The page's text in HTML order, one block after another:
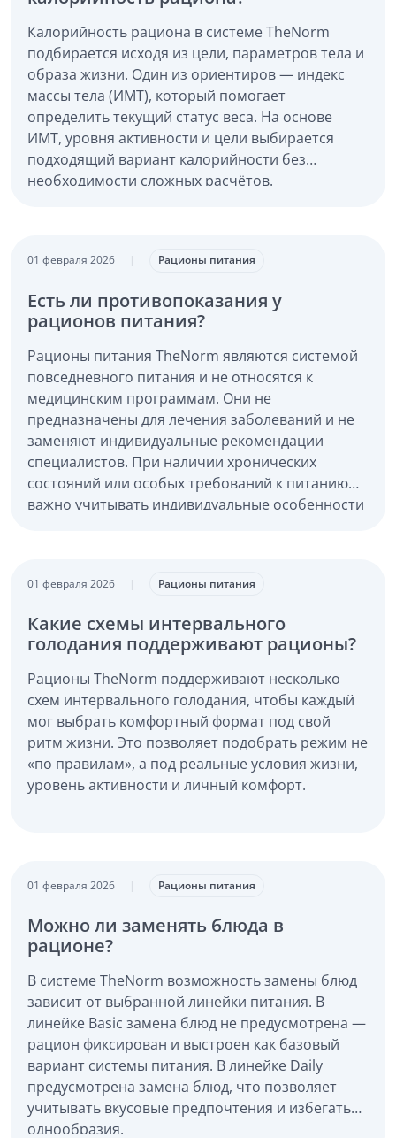
Калорийность рациона в системе TheNorm
подбирается исходя из цели, параметров тела и
образа жизни. Один из ориентиров — индекс
массы тела (ИМТ), который помогает
определить текущий статус веса. На основе
ИМТ, уровня активности и цели выбирается
подходящий вариант калорийности без
необходимости сложных расчётов.
01 февраля 2026 | Рационы питания
Есть ли противопоказания у
рационов питания?
Рационы питания TheNorm являются системой
повседневного питания и не относятся к
медицинским программам. Они не
предназначены для лечения заболеваний и не
заменяют индивидуальные рекомендации
специалистов. При наличии хронических
состояний или особых требований к питанию
важно учитывать индивидуальные особенности
01 февраля 2026 | Рационы питания
Какие схемы интервального
голодания поддерживают рационы?
Рационы TheNorm поддерживают несколько
схем интервального голодания, чтобы каждый
мог выбрать комфортный формат под свой
ритм жизни. Это позволяет подобрать режим не
«по правилам», а под реальные условия жизни,
уровень активности и личный комфорт.
01 февраля 2026 | Рационы питания
Можно ли заменять блюда в
рационе?
В системе TheNorm возможность замены блюд
зависит от выбранной линейки питания. В
линейке Basic замена блюд не предусмотрена —
рацион фиксирован и выстроен как базовый
вариант системы питания. В линейке Daily
предусмотрена замена блюд, что позволяет
учитывать вкусовые предпочтения и избегать
однообразия.